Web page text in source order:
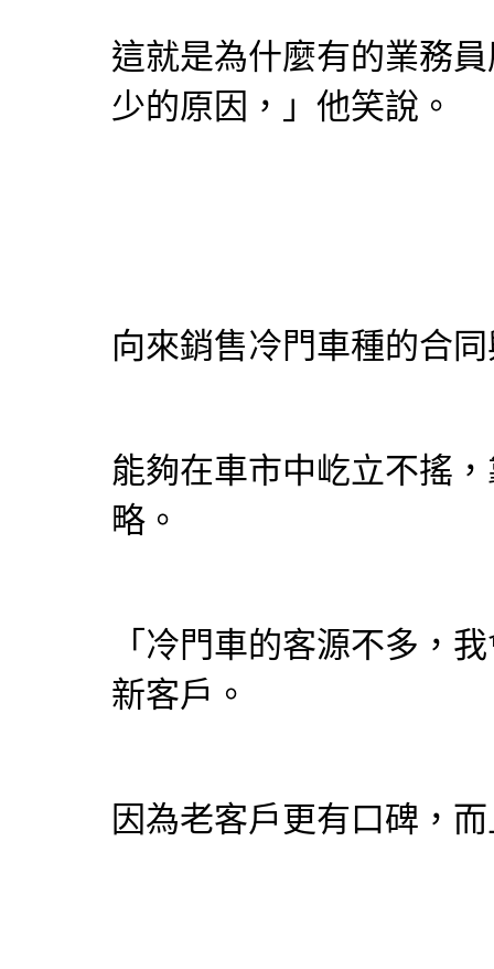
這就是為什麼有的業務
少的原因，」他笑說。
向來銷售冷門車種的合
能夠在車市中屹立不搖
略。
「冷門車的客源不多，
新客戶。
因為老客戶更有口碑，